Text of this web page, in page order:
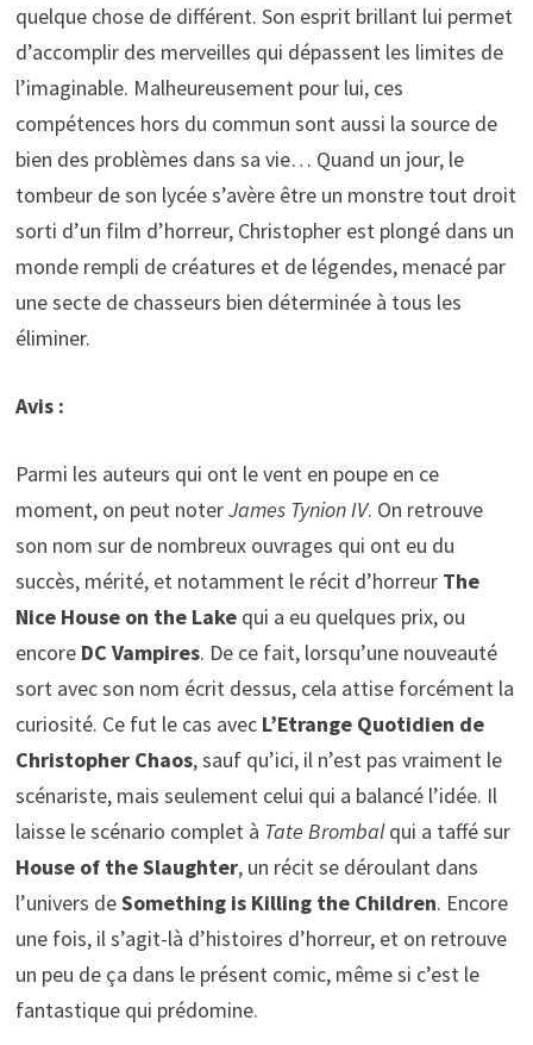
quelque chose de différent. Son esprit brillant lui permet
d’accomplir des merveilles qui dépassent les limites de
l’imaginable. Malheureusement pour lui, ces
compétences hors du commun sont aussi la source de
bien des problèmes dans sa vie… Quand un jour, le
tombeur de son lycée s’avère être un monstre tout droit
sorti d’un film d’horreur, Christopher est plongé dans un
monde rempli de créatures et de légendes, menacé par
une secte de chasseurs bien déterminée à tous les
éliminer.
Avis :
Parmi les auteurs qui ont le vent en poupe en ce
moment, on peut noterJames Tynion IV. On retrouve
son nom sur de nombreux ouvrages qui ont eu du
succès, mérité, et notamment le récit d’horreur The
Nice House on the Lakequi a eu quelques prix, ou
encore DC Vampires. De ce fait, lorsqu’une nouveauté
sort avec son nom écrit dessus, cela attise forcément la
curiosité. Ce fut le cas avec L’Etrange Quotidien de
Christopher Chaos, sauf qu’ici, il n’est pas vraiment le
scénariste, mais seulement celui qui a balancé l’idée. Il
laisse le scénario complet à Tate Brombalqui a taffé sur
House of the Slaughter, un récit se déroulant dans
l’univers deSomething is Killing the Children. Encore
une fois, il s’agit-là d’histoires d’horreur, et on retrouve
un peu de ça dans le présent comic, même si c’est le
fantastique qui prédomine.